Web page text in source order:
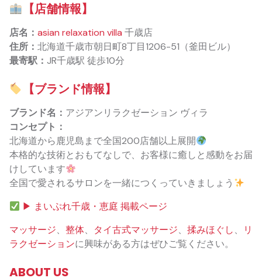
【店舗情報】
店名： asian relaxation villa 千歳店
住所： 北海道千歳市朝日町8丁目1206-51（釜田ビル）
最寄駅： JR千歳駅 徒歩10分
【ブランド情報】
ブランド名： アジアンリラクゼーション ヴィラ
コンセプト：
北海道から鹿児島まで全国200店舗以上展開
本格的な技術とおもてなしで、お客様に癒しと感動をお届
けしています
全国で愛されるサロンを一緒につくっていきましょう
▶ まいぷれ千歳・恵庭 掲載ページ
マッサージ、 整体、 タイ古式マッサージ、 揉みほぐし、
リ
ラクゼーションに興味がある方はぜひご覧ください。
ABOUT US